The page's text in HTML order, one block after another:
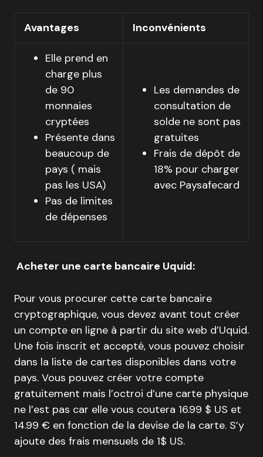
Avantages Inconvénients
Elle prend en
charge plus
de 90
monnaies
cryptées
Présente dans
beaucoup de
pays ( mais
pas les USA)
Pas de limites
de dépenses
Les demandes de
consultation de
solde ne sont pas
gratuites
Frais de dépôt de
18% pour charger
avec Paysafecard
Acheter une carte bancaire Uquid:
Pour vous procurer cette carte bancaire
cryptographique, vous devez avant tout créer
un compte en ligne à partir du site web d’Uquid.
Une fois inscrit et accepté, vous pouvez choisir
dans la liste de cartes disponibles dans votre
pays. Vous pouvez créer votre compte
gratuitement mais l’octroi d’une carte physique
ne l’est pas car elle vous coutera 16.99 $ US et
14.99 € en fonction de la devise de la carte. S’y
ajoute des frais mensuels de 1$ US.